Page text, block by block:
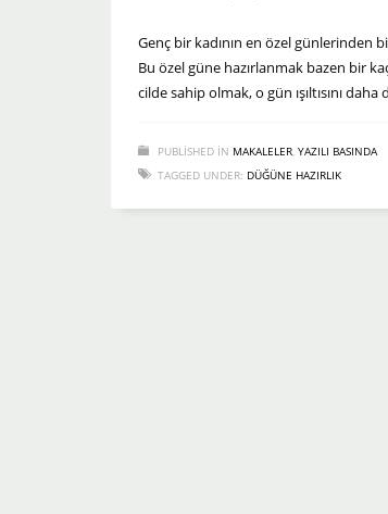
Genç bir kadının en özel günlerinden
Bu özel güne hazırlanmak bazen bir
cilde sahip olmak, o gün ışıltısını
PUBLISHED IN MAKALELER, YAZILI BASINDA
TAGGED UNDER: DÜĞÜNE HAZIRLIK